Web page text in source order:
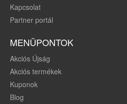
Kapcsolat
Partner portál
MENÜPONTOK
Akciós Újság
Akciós termékek
Kuponok
Blog